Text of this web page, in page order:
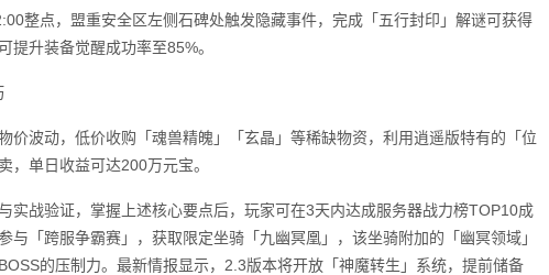
整点，盟重安全区左侧石碑处触发隐藏事件，完成「五行封印」解谜可获得
提升装备觉醒成功率至85%。
价波动，低价收购「魂兽精魄」「玄晶」等稀缺物资，利用逍遥版特有的「位
，单日收益可达200万元宝。
实战验证，掌握上述核心要点后，玩家可在3天内达成服务器战力榜TOP10成
与「跨服争霸赛」，获取限定坐骑「九幽冥凰」，该坐骑附加的「幽冥领域」
的压制力。最新情报显示，2.3版本将开放「神魔转生」系统，提前储备